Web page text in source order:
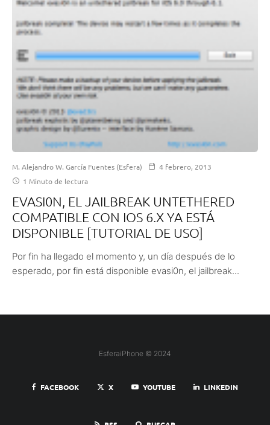
M. Alejandro W. García Fuentes (Esfera)
4 febrero, 2013
1 Minuto de lectura
EVASI0N, EL JAILBREAK UNTETHERED
COMPATIBLE CON IOS 6.X YA ESTÁ
DISPONIBLE [TUTORIAL DE USO]
Por fin ha llegado el momento y, un día después de lo
esperado, por fin está disponible evasi0n, el jailbreak...
EsferaiPhone © 2024
FACEBOOK X YOUTUBE LINKEDIN